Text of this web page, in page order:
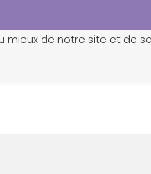
mieux de notre site et de